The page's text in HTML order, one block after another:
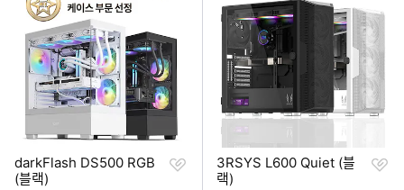
darkFlash DS500 RGB
(블랙)
찜
3RSYS L600 Quiet (블
랙)
찜